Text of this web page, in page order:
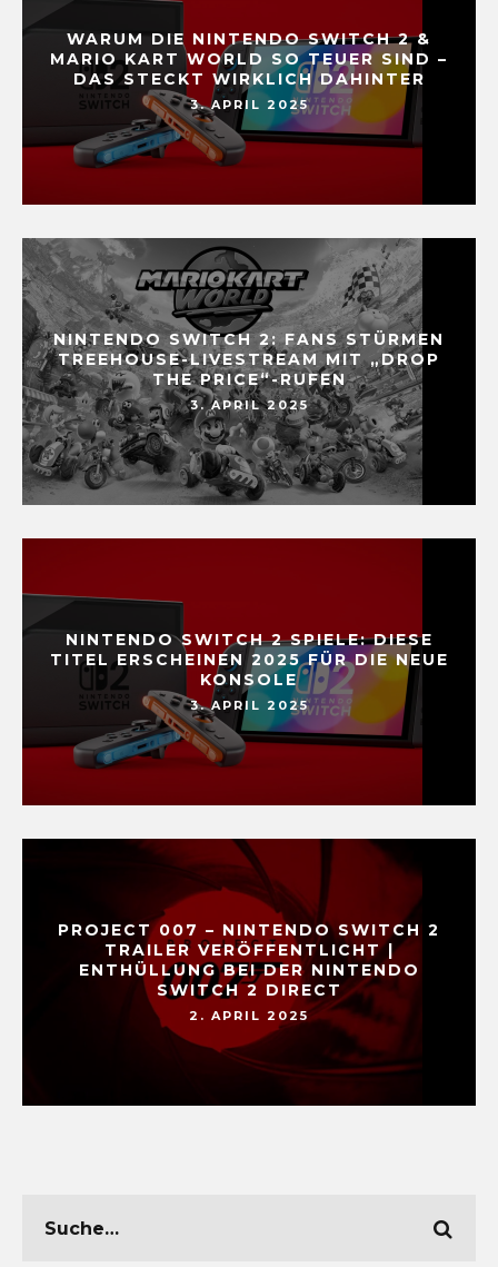
WARUM DIE NINTENDO SWITCH 2 &
MARIO KART WORLD SO TEUER SIND –
DAS STECKT WIRKLICH DAHINTER
3. APRIL 2025
NINTENDO SWITCH 2: FANS STÜRMEN
TREEHOUSE-LIVESTREAM MIT „DROP
THE PRICE“-RUFEN
3. APRIL 2025
NINTENDO SWITCH 2 SPIELE: DIESE
TITEL ERSCHEINEN 2025 FÜR DIE NEUE
KONSOLE
3. APRIL 2025
PROJECT 007 – NINTENDO SWITCH 2
TRAILER VERÖFFENTLICHT |
ENTHÜLLUNG BEI DER NINTENDO
SWITCH 2 DIRECT
2. APRIL 2025